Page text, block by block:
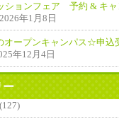
ションフェア 予約 & キャ
2026年1月8日
オープンキャンパス☆申込
年12月4日
ー
(127)